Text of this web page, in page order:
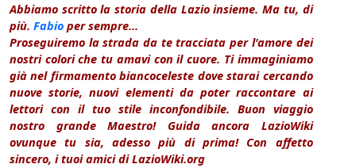
Abbiamo scritto la storia della Lazio insieme. Ma tu, di
più. Fabio per sempre...
Proseguiremo la strada da te tracciata per l'amore dei
nostri colori che tu amavi con il cuore. Ti immaginiamo
già nel firmamento biancoceleste dove starai cercando
nuove storie, nuovi elementi da poter raccontare ai
lettori con il tuo stile inconfondibile. Buon viaggio
nostro grande Maestro! Guida ancora LazioWiki
ovunque tu sia, adesso più di prima! Con affetto
sincero, i tuoi amici di LazioWiki.org